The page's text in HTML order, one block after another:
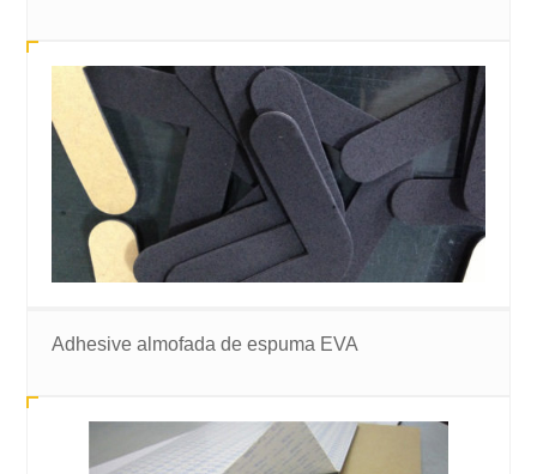
Adhesive almofada de espuma EVA